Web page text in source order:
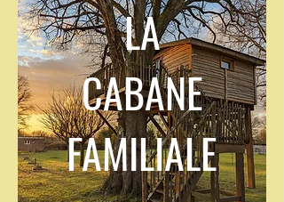
LA
CABANE
FAMILIALE